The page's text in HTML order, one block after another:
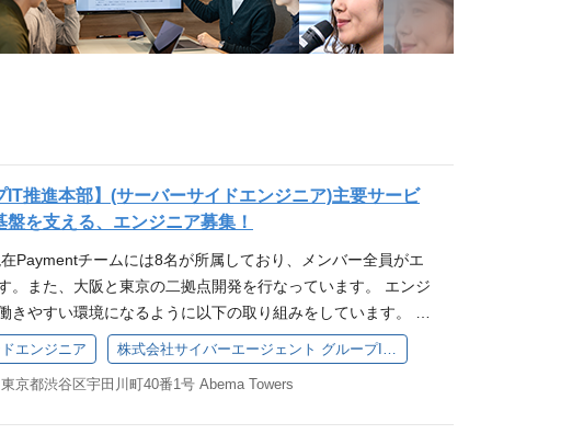
IT推進本部】(サーバーサイドエンジニア)主要サービ
盤を支える、エンジニア募集！
Paymentチームには8名が所属しており、メンバー全員がエ
。また、大阪と東京の二拠点開発を行なっています。 エンジ
きやすい環境になるように以下の取り組みをしています。 サ
ェントのリモデイ制度に合わせて原則として週３出勤、週２
フォーマンスが最大化する開発スタイルを適用しています 決
関するワーキンググループを開催し、最新の決済トレンドの
エンジニア
東京都渋谷区宇田川町40番1号 Abema Towers